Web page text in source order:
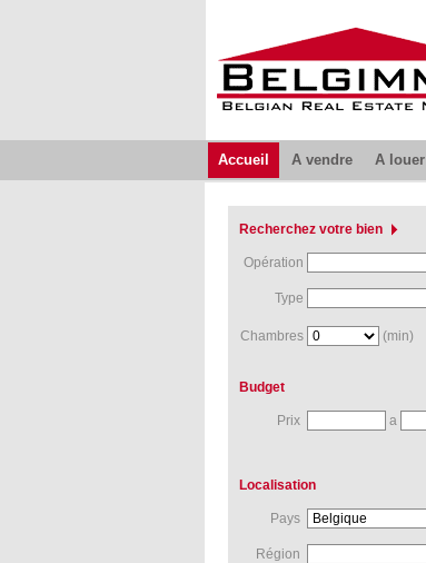
Accueil A vendre A louer
Recherchez votre bien
Opération
Type
Chambres (min)
Budget
Prix a
Localisation
Pays
Région